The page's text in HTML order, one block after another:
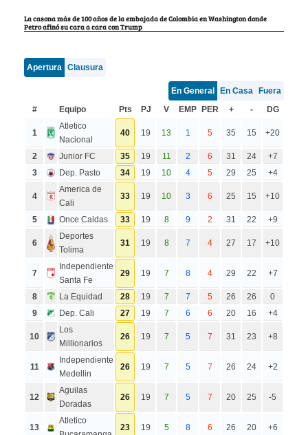
La casona más de 100 años de la embajada de Colombia en Washington donde
Petro afinó su cara a cara con Trump
Apertura Clausura
En General En Casa
Fuera
#
Equipo Pts PJ V EMP PER + - DG
1
Atletico
Nacional
40 19 13 1 5 35 15 +20
2 Junior FC 35 19 11 2 6 31 24
+7
3
Dep. Pasto 34 19 10 4 5 29 25 +4
4
America de
Cali
33 19 10 3 6 25 15 +10
5 Once Caldas 33 19 8 9 2 31 22 +9
6
Deportes
Tolima
31 19 8 7 4 27 17 +10
7
Independiente
Santa Fe
29 19 7 8 4 29 22 +7
8 La Equidad 28 19 7 7 5 26 26
0
9
Dep. Cali 27 19 7 6 6 20 16 +4
10
Los
Millionarios
26 19 7 5 7 31 23 +8
11
Independiente
Medellin
26 19 7 5 7 26 24 +2
12
Aguilas
Doradas
26 19 7 5 7 20 25 -5
13
Atletico
23 19 5 8 6 26 20 +6